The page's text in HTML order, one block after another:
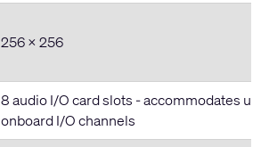
256 x 256
8 audio I/O card slots - accommodates up
onboard I/O channels